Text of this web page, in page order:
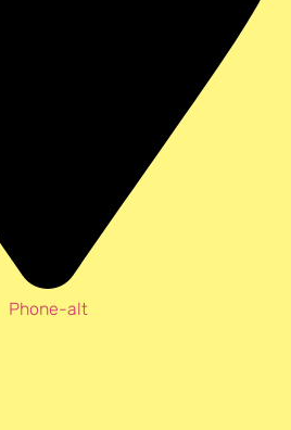
Phone-alt